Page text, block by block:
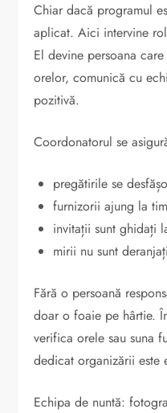
Chiar dacă programul
aplicat. Aici intervine
El devine persoana
orelor, comunică cu
pozitivă.
Coordonatorul se
pregătirile se
furnizorii ajung la
invitații sunt ghidați
mirii nu sunt
Fără o persoană
doar o foaie pe hârtie.
verifica orele sau suna
dedicat organizării este
Echipa de nuntă: